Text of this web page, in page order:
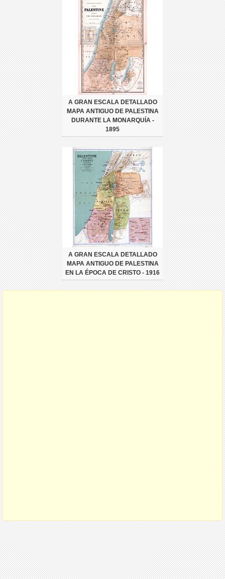
A GRAN ESCALA DETALLADO
MAPA ANTIGUO DE PALESTINA
DURANTE LA MONARQUÍA -
1895
A GRAN ESCALA DETALLADO
MAPA ANTIGUO DE PALESTINA
EN LA ÉPOCA DE CRISTO - 1916